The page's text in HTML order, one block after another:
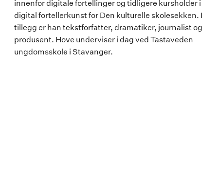
Hove
innenfor digitale fortellinger og tidligere kursholder i
digital fortellerkunst for Den kulturelle skolesekken. I
tillegg er han tekstforfatter, dramatiker, journalist og
produsent. Hove underviser i dag ved Tastaveden
ungdomsskole i Stavanger.